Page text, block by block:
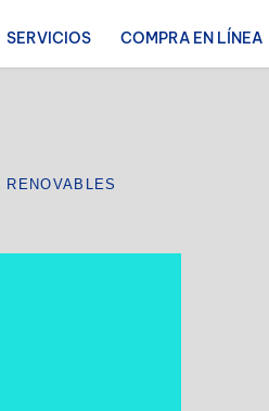
SERVICIOS COMPRA EN LÍNEA